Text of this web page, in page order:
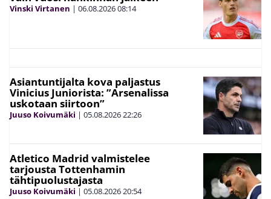
Vinski Virtanen | 06.08.202608:14
Asiantuntijalta kova paljastus
Vinicius Juniorista: ”Arsenalissa
uskotaan siirtoon”
Juuso Koivumäki | 05.08.202622:26
Atletico Madrid valmistelee
tarjousta Tottenhamin
tähtipuolustajasta
Juuso Koivumäki | 05.08.202620:54